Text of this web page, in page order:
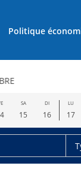
Politique
SA
15
DI
16
LU
17